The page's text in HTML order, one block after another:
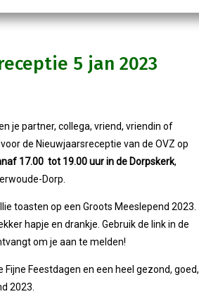
5 jan 2023
je partner, collega, vriend, vriendin of
de Nieuwjaarsreceptie van de OVZ op
17.00 tot 19.00 uur in de Dorpskerk,
Dorp.
toasten op een Groots Meeslepend 2023.
hapje en drankje. Gebruik de link in de
om je aan te melden!
Fijne Feestdagen en een heel gezond, goed,
2023.